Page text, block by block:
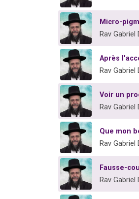
Micro-
Rav Gabriel
Après
Rav Gabriel
Voir un
Rav Gabriel
Que mon
Rav Gabriel
Fausse-
Rav Gabriel